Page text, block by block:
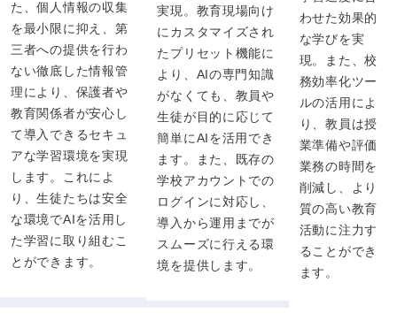
た、個人情報の収集
を最小限に抑え、第
三者への提供を行わ
ない徹底した情報管
理により、保護者や
教育関係者が安心し
て導入できるセキュ
アな学習環境を実現
します。これによ
り、生徒たちは安全
な環境でAIを活用し
た学習に取り組むこ
とができます。
実現。教育現場向け
にカスタマイズされ
たプリセット機能に
より、AIの専門知識
がなくても、教員や
生徒が目的に応じて
簡単にAIを活用でき
ます。また、既存の
学校アカウントでの
ログインに対応し、
導入から運用までが
スムーズに行える環
境を提供します。
わせた効果的
な学びを実
現。また、校
務効率化ツー
ルの活用によ
り、教員は授
業準備や評価
業務の時間を
削減し、より
質の高い教育
活動に注力す
ることができ
ます。